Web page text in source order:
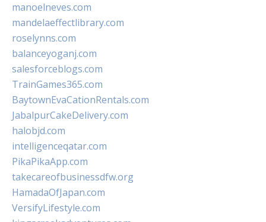
manoelneves.com
mandelaeffectlibrary.com
roselynns.com
balanceyoganj.com
salesforceblogs.com
TrainGames365.com
BaytownEvaCationRentals.com
JabalpurCakeDelivery.com
halobjd.com
intelligenceqatar.com
PikaPikaApp.com
takecareofbusinessdfw.org
HamadaOfJapan.com
VersifyLifestyle.com